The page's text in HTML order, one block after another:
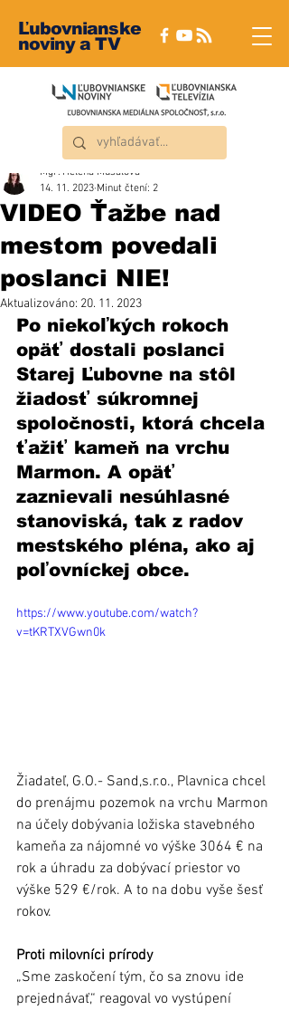
Ľubovnianske
noviny a TV
VIDEO Ťažbe nad
mestom povedali
poslanci NIE!
Mgr. Helena Musalová
14. 11. 2023 Minut čtení: 2
Aktualizováno: 20. 11. 2023
Po niekoľkých rokoch
opäť dostali poslanci
Starej Ľubovne na stôl
žiadosť súkromnej
spoločnosti, ktorá chcela
ťažiť kameň na vrchu
Marmon. A opäť
zaznievali nesúhlasné
stanoviská, tak z radov
mestského pléna, ako aj
poľovníckej obce.
https://www.youtube.com/watch?
v=tKRTXVGwn0k
Žiadateľ, G.O.- Sand,s.r.o., Plavnica chcel
do prenájmu pozemok na vrchu Marmon
na účely dobývania ložiska stavebného
kameňa za nájomné vo výške 3064 € na
rok a úhradu za dobývací priestor vo
výške 529 €/rok. A to na dobu vyše šesť
rokov.
Proti milovníci prírody
„Sme zaskočení tým, čo sa znovu ide
prejednávať,“ reagoval vo vystúpení